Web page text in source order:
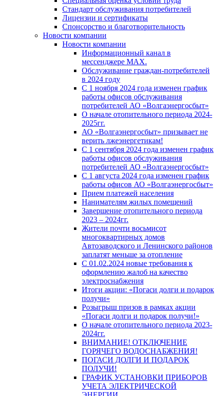
Стандарт обслуживания потребителей
Лицензии и сертификаты
Спонсорство и благотворительность
Новости компании
Новости компании
Информационный канал в
мессенджере MAX.
Обслуживание граждан-потребителей
в 2024 году
С 1 ноября 2024 года изменен график
работы офисов обслуживания
потребителей АО «Волгаэнергосбыт»
О начале отопительного периода 2024-
2025гг.
АО «Волгаэнергосбыт» призывает не
верить лжеэнергетикам!
С 1 сентября 2024 года изменен график
работы офисов обслуживания
потребителей АО «Волгаэнергосбыт»
С 1 августа 2024 года изменен график
работы офисов АО «Волгаэнергосбыт»
Прием платежей населения
Нанимателям жилых помещений
Завершение отопительного периода
2023 – 2024гг.
Жители почти восьмисот
многоквартирных домов
Автозаводского и Ленинского районов
заплатят меньше за отопление
С 01.02.2024 новые требования к
оформлению жалоб на качество
электроснабжения
Итоги акции: «Погаси долги и подарок
получи»
Розыгрыш призов в рамках акции
«Погаси долги и подарок получи!»
О начале отопительного периода 2023-
2024гг.
ВНИМАНИЕ! ОТКЛЮЧЕНИЕ
ГОРЯЧЕГО ВОДОСНАБЖЕНИЯ!
ПОГАСИ ДОЛГИ И ПОДАРОК
ПОЛУЧИ!
ГРАФИК УСТАНОВКИ ПРИБОРОВ
УЧЕТА ЭЛЕКТРИЧЕСКОЙ